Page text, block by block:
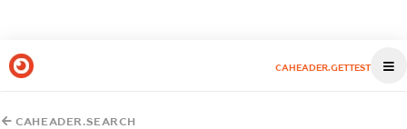
CAHEADER.GETTEST
CAHEADER.SEARCH